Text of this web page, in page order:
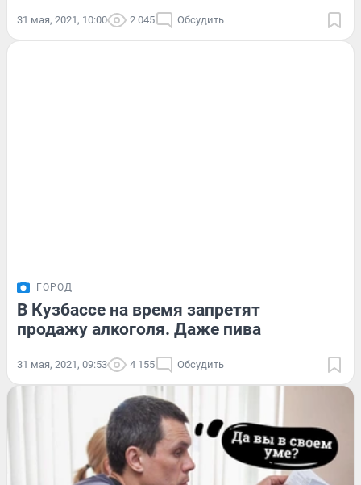
31 мая, 2021, 10:00 2 045 Обсудить
ГОРОД
В Кузбассе на время запретят
продажу алкоголя. Даже пива
31 мая, 2021, 09:53 4 155 Обсудить